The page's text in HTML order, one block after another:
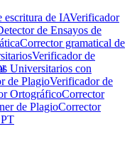
escritura de IAVerificador
de Ensayos de
Corrector gramatical de
Verificador de
Universitarios con
de PlagioVerificador de
OrtográficoCorrector
de PlagioCorrector